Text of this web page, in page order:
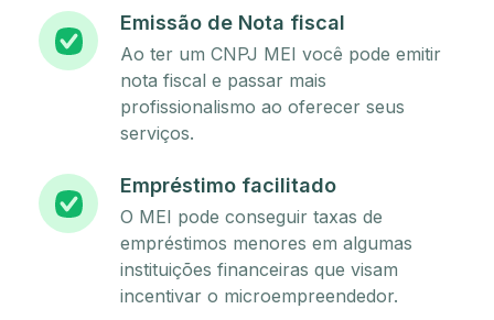
Emissão de Nota fiscal
Ao ter um CNPJ MEI você pode emitir
nota fiscal e passar mais
profissionalismo ao oferecer seus
serviços.
Empréstimo facilitado
O MEI pode conseguir taxas de
empréstimos menores em algumas
instituições financeiras que visam
incentivar o microempreendedor.